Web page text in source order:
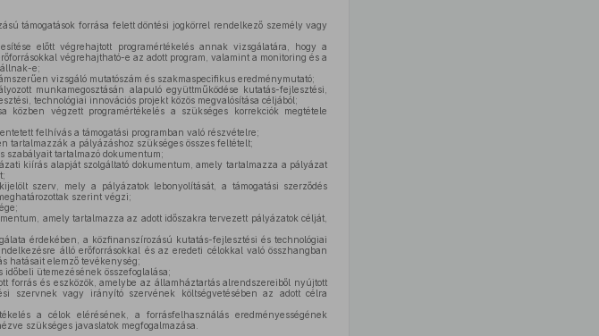
támogatások forrása felett döntési jogkörrel rendelkező személy vagy
előtt végrehajtott programértékelés annak vizsgálatára, hogy a
végrehajtható-e az adott program, valamint a monitoring és a
e;
vizsgáló mutatószám és szakmaspecifikus eredménymutató;
munkamegosztásán alapuló együttműködése kutatás-fejlesztési,
technológiai innovációs projekt közös megvalósítása céljából;
közben végzett programértékelés a szükséges korrekciók megtétele
felhívás a támogatási programban való részvételre;
tartalmazzák a pályázáshoz szükséges összes feltételt;
szabályait tartalmazó dokumentum;
kiírás alapját szolgáltató dokumentum, amely tartalmazza a pályázat
szerv, mely a pályázatok lebonyolítását, a támogatási szerződés
szerint végzi;
amely tartalmazza az adott időszakra tervezett pályázatok célját,
érdekében, a közfinanszírozású kutatás-fejlesztési és technológiai
álló erőforrásokkal és az eredeti célokkal való összhangban
hatásait elemző tevékenység;
ütemezésének összefoglalása;
forrás és eszközök, amelybe az államháztartás alrendszereiből nyújtott
szervnek vagy irányító szervének költségvetésében az adott célra
a célok elérésének, a forrásfelhasználás eredményességének
szükséges javaslatok megfogalmazása.